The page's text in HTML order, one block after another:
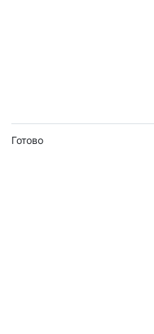
Готово